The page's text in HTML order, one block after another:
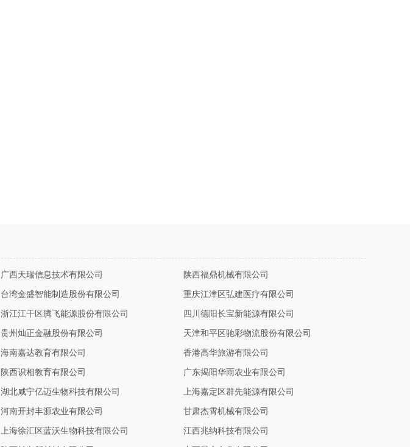
广西天瑞信息技术有限公司 陕西福鼎机械有限公司
台湾金盛智能制造股份有限公司 重庆江津区弘建医疗有限公司
浙江江干区腾飞能源股份有限公司 四川德阳长宝新能源有限公司
贵州灿正金融股份有限公司 天津和平区驰彩物流股份有限公司
海南嘉达教育有限公司 香港高华旅游有限公司
陕西识相教育有限公司 广东揭阳华雨农业有限公司
湖北咸宁亿迈生物科技有限公司 上海嘉定区群先能源有限公司
河南开封丰源农业有限公司 甘肃杰霄机械有限公司
上海徐汇区蓝沃生物科技有限公司 江西兆纳科技有限公司